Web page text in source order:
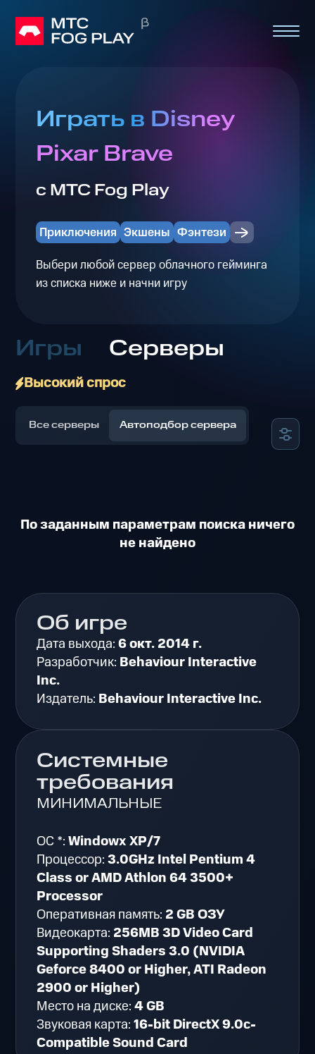
Играть в Disney
Pixar Brave
с МТС Fog Play
Приключения Экшены Фэнтези
Выбери любой сервер облачного гейминга
из списка ниже и начни игру
Игры Серверы
Высокий спрос
Все серверы Автоподбор сервера
По заданным параметрам поиска ничего
не найдено
Об игре
Дата выхода:6 окт. 2014 г.
Разработчик: Behaviour Interactive
Inc.
Издатель: Behaviour Interactive Inc.
Системные
требования
МИНИМАЛЬНЫЕ
ОС *:Windowx XP/7
Процессор:3.0GHz Intel Pentium 4
Class or AMD Athlon 64 3500+
Processor
Оперативная память: 2 GB ОЗУ
Видеокарта: 256MB 3D Video Card
Supporting Shaders 3.0 (NVIDIA
Geforce 8400 or Higher, ATI Radeon
2900 or Higher)
Место на диске:4 GB
Звуковая карта:16-bit DirectX 9.0c-
Compatible Sound Card